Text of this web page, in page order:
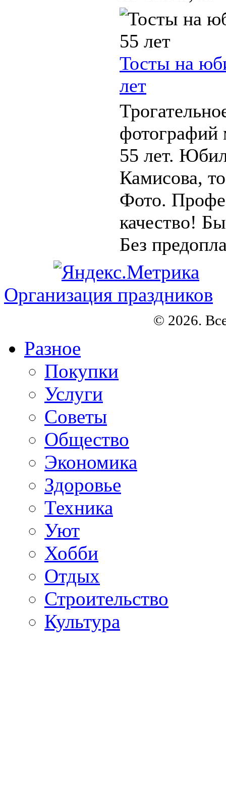
Тосты на
лет
55 лет.
Камисова,
Фото.
качество!
Без
Организация праздников
© 2026.
Разное
Покупки
Услуги
Советы
Общество
Экономика
Здоровье
Техника
Уют
Хобби
Отдых
Строительство
Культура